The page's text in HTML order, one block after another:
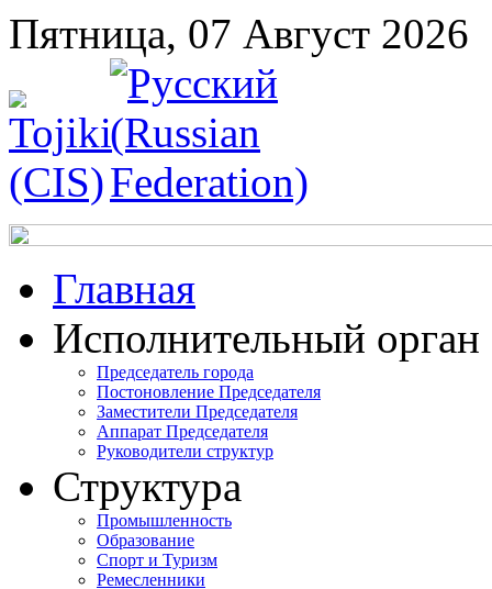
Пятница, 07 Август 2026
Главная
Исполнительный орган
Председатель города
Постоновление Председателя
Заместители Председателя
Аппарат Председателя
Руководители структур
Структура
Промышленность
Образование
Спорт и Туризм
Ремесленники